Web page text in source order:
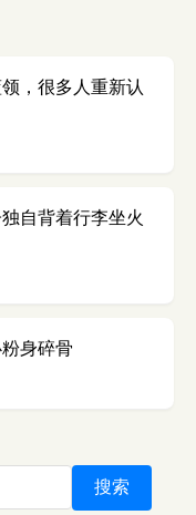
，很多人重新认
自背着行李坐火
身碎骨
搜索